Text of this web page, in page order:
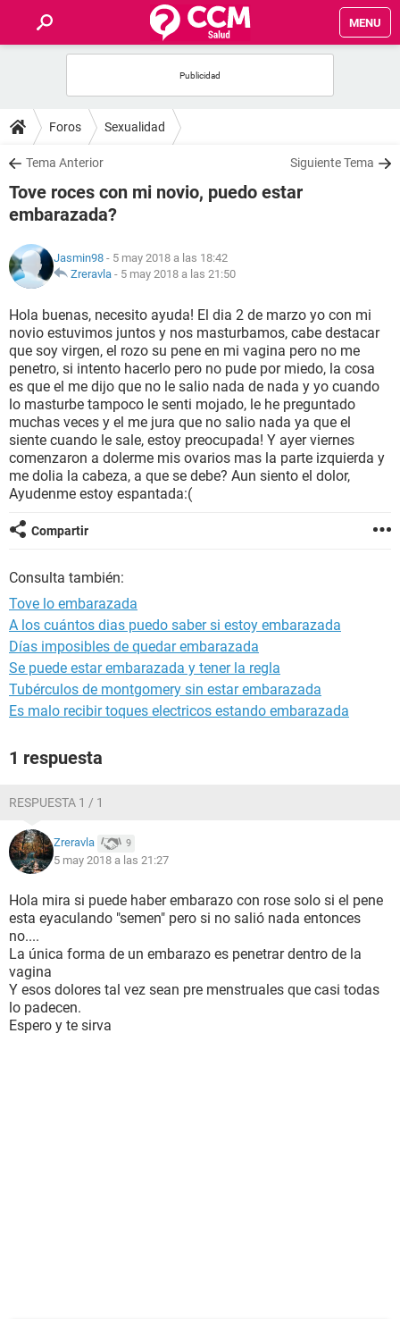
MENU
FOROS
SALUD
FAMILIA
NUTRICIÓN
SEXUALIDAD
GLOSARIO
Foros Sexualidad
Tema Anterior Siguiente Tema
Tove roces con mi novio, puedo estar
embarazada?
Jasmin98 - 5 may 2018 a las 18:42
Zreravla - 5 may 2018 a las 21:50
Hola buenas, necesito ayuda! El dia 2 de marzo yo con mi
novio estuvimos juntos y nos masturbamos, cabe destacar
que soy virgen, el rozo su pene en mi vagina pero no me
penetro, si intento hacerlo pero no pude por miedo, la cosa
es que el me dijo que no le salio nada de nada y yo cuando
lo masturbe tampoco le senti mojado, le he preguntado
muchas veces y el me jura que no salio nada ya que el
siente cuando le sale, estoy preocupada! Y ayer viernes
comenzaron a dolerme mis ovarios mas la parte izquierda y
me dolia la cabeza, a que se debe? Aun siento el dolor,
Ayudenme estoy espantada:(
Compartir
Consulta también:
Tove lo embarazada
A los cuántos dias puedo saber si estoy embarazada
Días imposibles de quedar embarazada
Se puede estar embarazada y tener la regla
Tubérculos de montgomery sin estar embarazada
Es malo recibir toques electricos estando embarazada
1 respuesta
RESPUESTA 1 / 1
Zreravla 9
5 may 2018 a las 21:27
Hola mira si puede haber embarazo con rose solo si el pene
esta eyaculando "semen" pero si no salió nada entonces
no....
La única forma de un embarazo es penetrar dentro de la
vagina
Y esos dolores tal vez sean pre menstruales que casi todas
lo padecen.
Espero y te sirva